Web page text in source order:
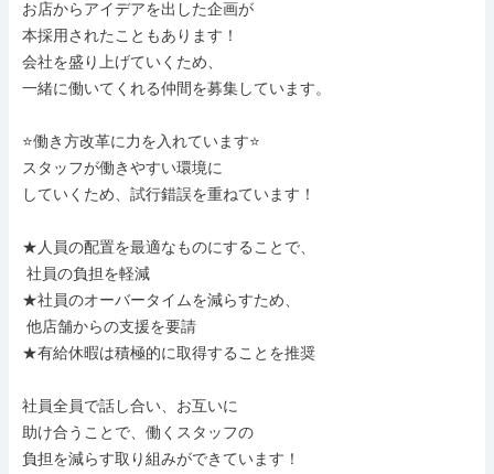
お店からアイデアを出した企画が
本採用されたこともあります！
会社を盛り上げていくため、
一緒に働いてくれる仲間を募集しています。
⭐働き方改革に力を入れています⭐
スタッフが働きやすい環境に
していくため、試行錯誤を重ねています！
★人員の配置を最適なものにすることで、
★社員のオーバータイムを減らすため、
★有給休暇は積極的に取得することを推奨
社員全員で話し合い、お互いに
助け合うことで、働くスタッフの
負担を減らす取り組みができています！